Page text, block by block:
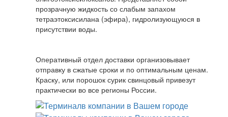
прозрачную жидкость со слабым запахом
тетраэтоксисилана (эфира), гидролизующуюся в
присутствии воды.
Оперативный отдел доставки организовывает
отправку в сжатые сроки и по оптимальным ценам.
Краску, или порошок сурик свинцовый привезут
практически во все регионы России.